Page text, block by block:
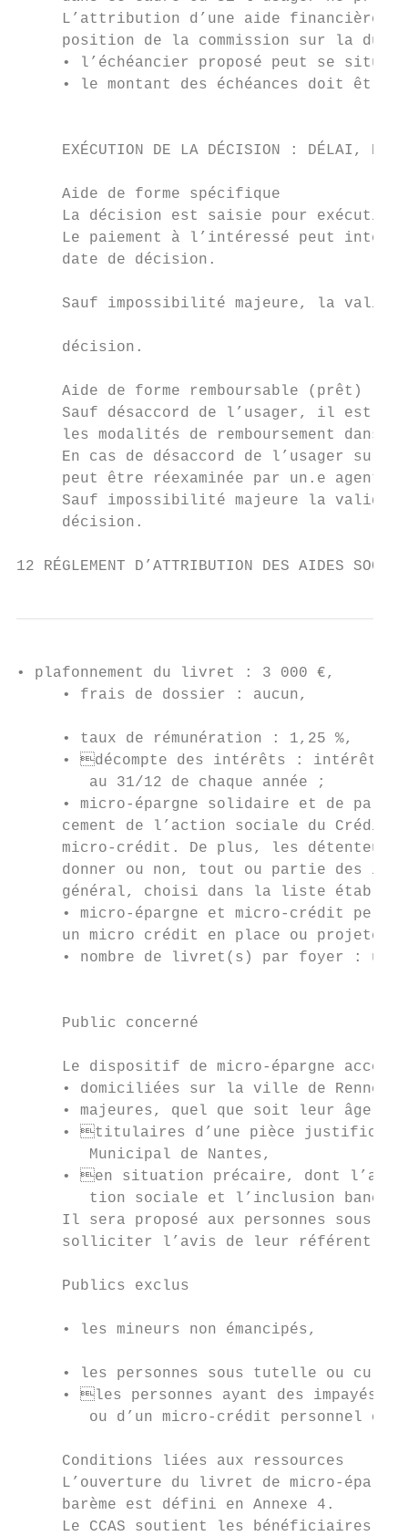
L’attribution d’une aide financière
position de la commission sur la
• l’échéancier proposé peut se
• le montant des échéances doit être
EXÉCUTION DE LA DÉCISION : DÉLAI,
Aide de forme spécifique
La décision est saisie pour
Le paiement à l’intéressé peut
date de décision.
Sauf impossibilité majeure, la
     décision.
Aide de forme remboursable (prêt)
Sauf désaccord de l’usager, il est
les modalités de remboursement dans
En cas de désaccord de l’usager sur
peut être réexaminée par un.e agent
Sauf impossibilité majeure la
décision.
12 RÉGLEMENT D’ATTRIBUTION DES AIDES
• plafonnement du livret : 3 000 €,
• frais de dossier : aucun,
     • taux de rémunération : 1,25 %,
• décompte des intérêts : intérêts
au 31/12 de chaque année ;
• micro-épargne solidaire et de
cement de l’action sociale du Crédit
micro-crédit. De plus, les
donner ou non, tout ou partie des
général, choisi dans la liste
• micro-épargne et micro-crédit
un micro crédit en place ou projeté,
• nombre de livret(s) par foyer : un
     Public concerné
Le dispositif de micro-épargne
• domiciliées sur la ville de
• majeures, quel que soit leur âge
• titulaires d’une pièce
Municipal de Nantes,
• en situation précaire, dont
tion sociale et l’inclusion
Il sera proposé aux personnes sous
     solliciter l’avis de leur référent.
Publics exclus
     • les mineurs non émancipés,
• les personnes sous tutelle ou
• les personnes ayant des impayés
ou d’un micro-crédit personnel
     Conditions liées aux ressources
L’ouverture du livret de micro-
barème est défini en Annexe 4.
Le CCAS soutient les bénéficiaires